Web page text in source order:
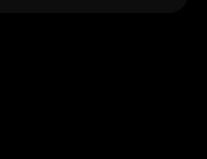
transactions
which ensures